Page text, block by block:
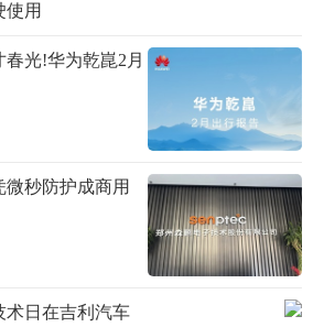
使用
光!华为乾崑2月
秒防护成商用
术日在吉利汽车